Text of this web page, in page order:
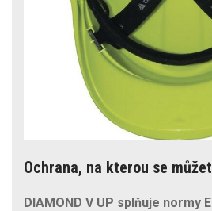
Ochrana, na kterou se
DIAMOND V UP splňuje normy